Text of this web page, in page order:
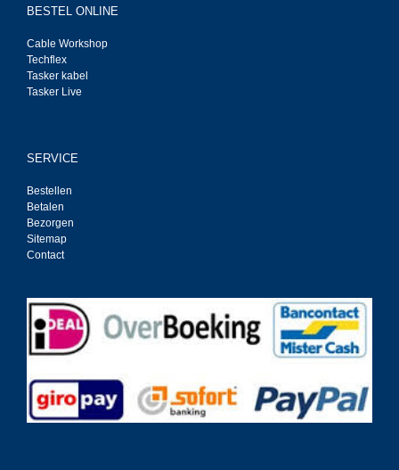
BESTEL ONLINE
Cable Workshop
Techflex
Tasker kabel
Tasker Live
SERVICE
Bestellen
Betalen
Bezorgen
Sitemap
Contact